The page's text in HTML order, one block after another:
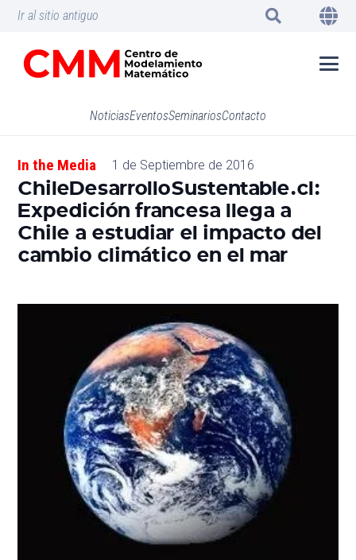
Ir al sitio antiguo
NoticiasEventosSeminariosContacto
In the Media 1 de Septiembre de 2016
ChileDesarrolloSustentable.cl:
Expedición francesa llega a
Chile a estudiar el impacto del
cambio climático en el mar